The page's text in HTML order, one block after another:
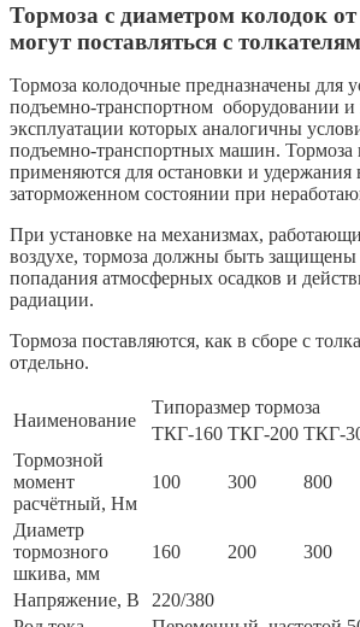
Тормоза с диаметром колодок
могут поставляться с
Тормоза колодочные предназначены для
подъемно-транспортном оборудовании
эксплуатации которых аналогичны
подъемно-транспортных машин. Тормоза
применяются для остановки и удержания
заторможенном состоянии при
При установке на механизмах,
воздухе, тормоза должны быть
попадания атмосферных осадков и
радиации.
Тормоза поставляются, как в сборе с
отдельно.
Наименование
Типоразмер тормоза
ТКГ-160 ТКГ-200 ТКГ-
Тормозной
момент
расчётный, Нм
100 300 800
Диаметр
тормозного
шкива, мм
160 200 300
Напряжение, В
220/380